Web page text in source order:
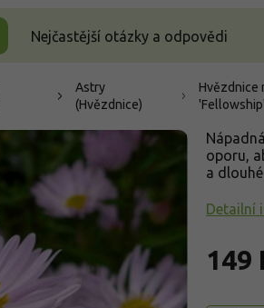
Nejčastější otázky a odpovědi
Astry
(Hvězdnice)
Hvězdnice
'Fellowship'
149
oporu,
a
Detailní